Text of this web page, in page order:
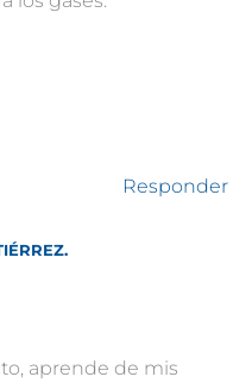
Responder
aprende de mis